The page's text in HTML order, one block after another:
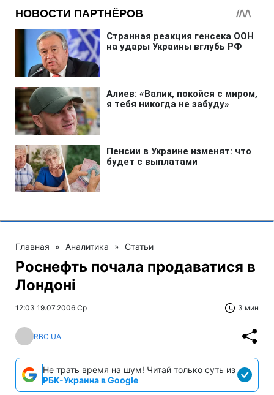
Главная » Аналитика » Статьи
Роснефть почала продаватися в
Лондоні
12:03 19.07.2006 Ср 3 мин
RBC.UA
Не трать время на шум! Читай только суть из
РБК-Украина в Google